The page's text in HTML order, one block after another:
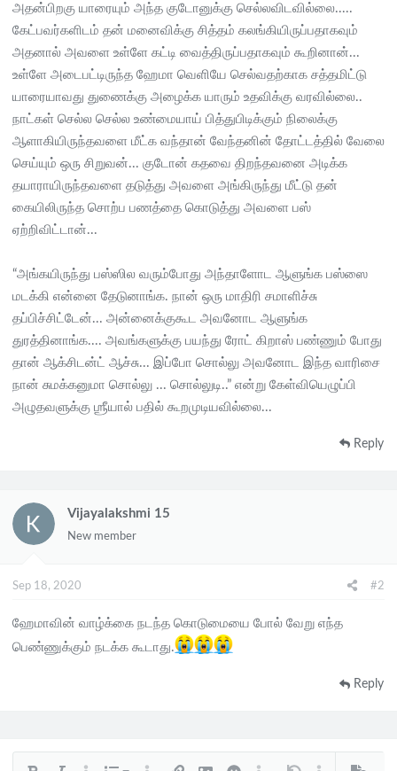
அதன்பிறகு யாரையும் அந்த குடோனுக்கு செல்லவிடவில்லை.....
கேட்பவர்களிடம் தன் மனைவிக்கு சித்தம் கலங்கியிருப்பதாகவும்
அதனால் அவளை உள்ளே கட்டி வைத்திருப்பதாகவும் கூறினான்...
உள்ளே அடைபட்டிருந்த ஹேமா வெளியே செல்வதற்காக சத்தமிட்டு
யாரையாவது துணைக்கு அழைக்க யாரும் உதவிக்கு வரவில்லை..
நாட்கள் செல்ல செல்ல உண்மையாய் பித்துபிடிக்கும் நிலைக்கு
ஆளாகியிருந்தவளை மீட்க வந்தான் வேந்தனின் தோட்டத்தில் வேலை
செய்யும் ஒரு சிறுவன்... குடோன் கதவை திறந்தவனை அடிக்க
தயாராயிருந்தவளை தடுத்து அவளை அங்கிருந்து மீட்டு தன்
கையிலிருந்த சொற்ப பணத்தை கொடுத்து அவளை பஸ்
ஏற்றிவிட்டான்...
“அங்கயிருந்து பஸ்ஸில வரும்போது அந்தாளோட ஆளுங்க பஸ்ஸை
மடக்கி என்னை தேடுனாங்க. நான் ஒரு மாதிரி சமாளிச்சு
தப்பிச்சிட்டேன்... அன்னைக்குகூட அவனோட ஆளுங்க
துரத்தினாங்க.... அவங்களுக்கு பயந்து ரோட் கிறாஸ் பண்ணும் போது
தான் ஆக்சிடன்ட் ஆச்சு... இப்போ சொல்லு அவனோட இந்த வாரிசை
நான் சுமக்கனுமா சொல்லு ... சொல்லுடி..” என்று கேள்வியெழுப்பி
அழுதவளுக்கு ஶ்ரீயால் பதில் கூறமுடியவில்லை...
Reply
Vijayalakshmi 15
New member
Sep 18, 2020 #2
ஹேமாவின் வாழ்க்கை நடந்த கொடுமையை போல் வேறு எந்த
பெண்ணுக்கும் நடக்க கூடாது.
Reply